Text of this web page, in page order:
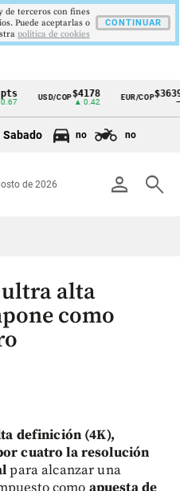
USD/COP$4178
▲ 0.42
EUR/COP$3639
Sabado no no
person search
de 2026
alta
como
definición (4K),
cuatro la resolución
para alcanzar una
de terceros con fines
Puede aceptarlas o
politica de cookies
CONTINUAR